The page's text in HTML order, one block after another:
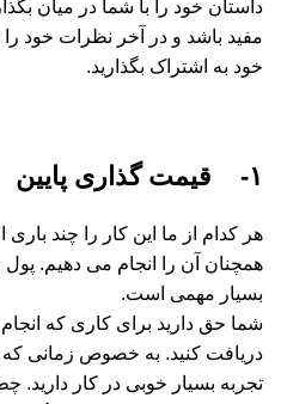
داستان خود را با شما در میان
مفید باشد و در آخر نظرات خود
خود به اشتراک بگذارید.
۱- قیمت گذاری پایین
هر کدام از ما این کار را چند باری
همچنان آن را انجام می دهیم.
بسیار مهمی است.
شما حق دارید برای کاری که
دریافت کنید. به خصوص زمانی
تجربه بسیار خوبی در کار